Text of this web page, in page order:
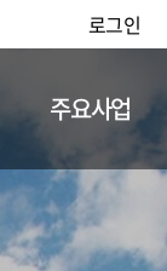
로그인
정보
주요사업